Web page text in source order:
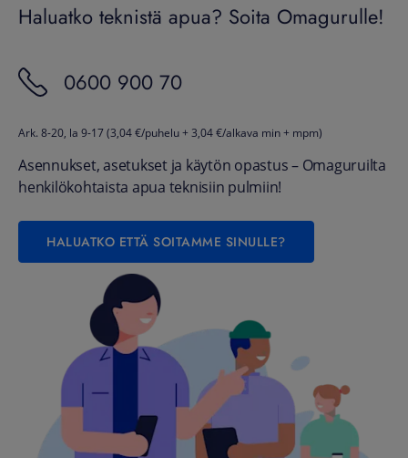
Haluatko teknistä apua? Soita Omagurulle!
0600 900 70
Ark. 8-20, la 9-17 (3,04 €/puhelu + 3,04 €/alkava min + mpm)
Asennukset, asetukset ja käytön opastus – Omaguruilta
henkilökohtaista apua teknisiin pulmiin!
HALUATKO ETTÄ SOITAMME SINULLE?